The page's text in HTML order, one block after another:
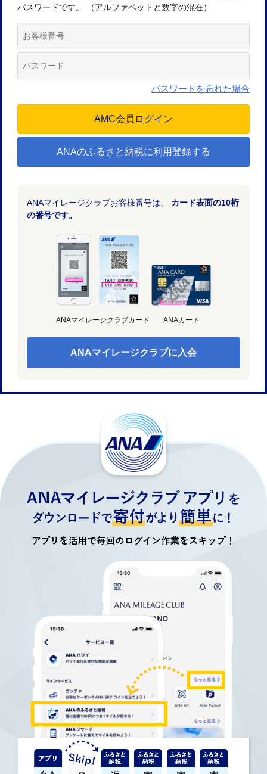
パスワードです。 （アルファベットと数字の混在）
パスワードを忘れた場合
ANAのふるさと納税に利用登録する
ANAマイレージクラブお客様番号は、 カード表面の10桁
の番号です。
ANAマイレージクラブカード ANAカード
ANAマイレージクラブに入会